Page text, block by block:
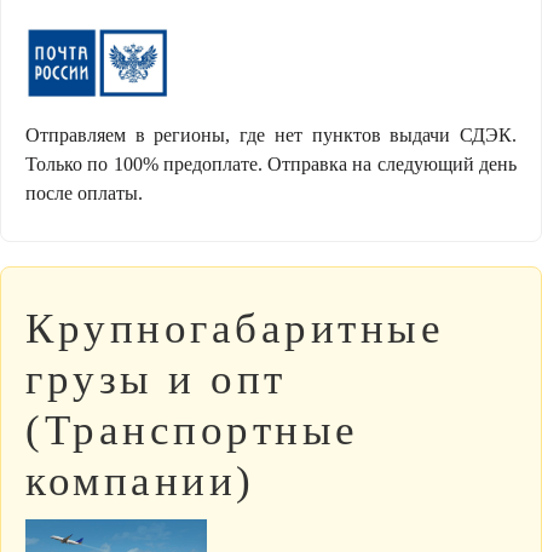
Отправляем в регионы, где нет пунктов выдачи СДЭК.
Только по 100% предоплате. Отправка на следующий день
после оплаты.
Крупногабаритные
грузы и опт
(Транспортные
компании)